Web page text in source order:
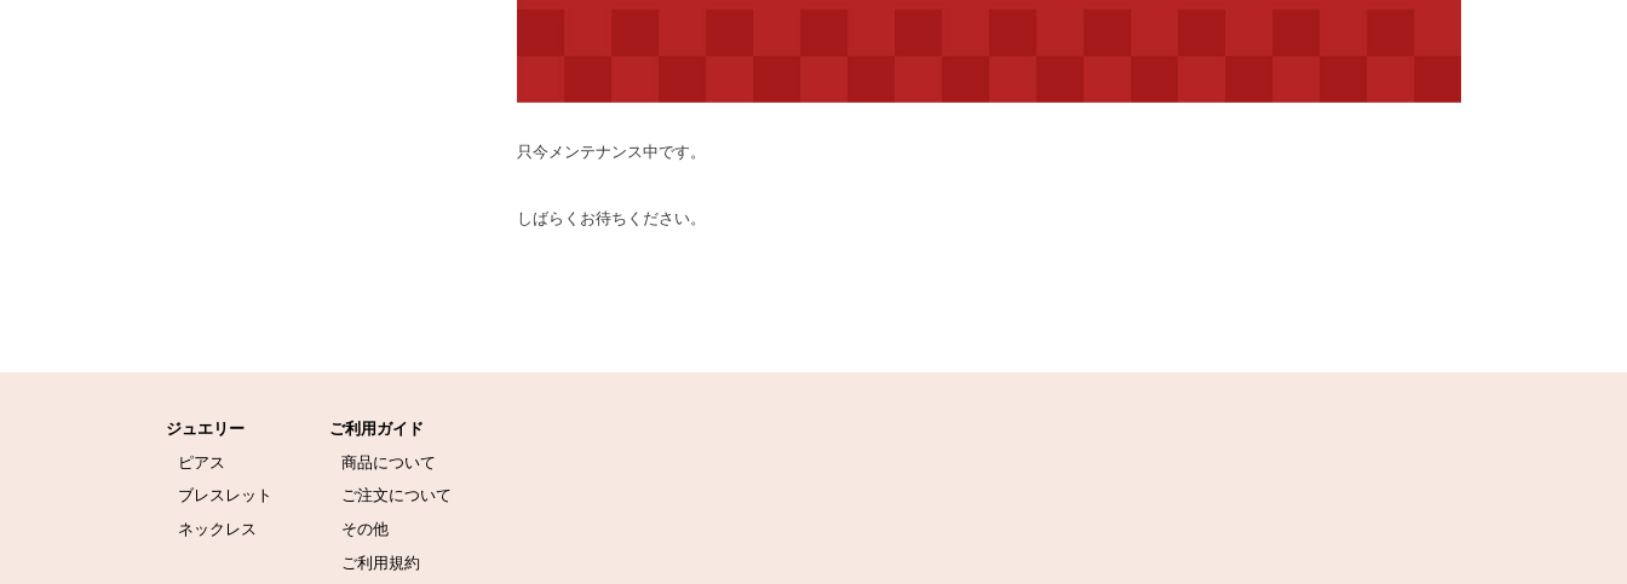
只今メンテナンス中です。
しばらくお待ちください。
ジュエリー
ピアス
ブレスレット
ネックレス
ご利用ガイド
商品について
ご注文について
その他
ご利用規約